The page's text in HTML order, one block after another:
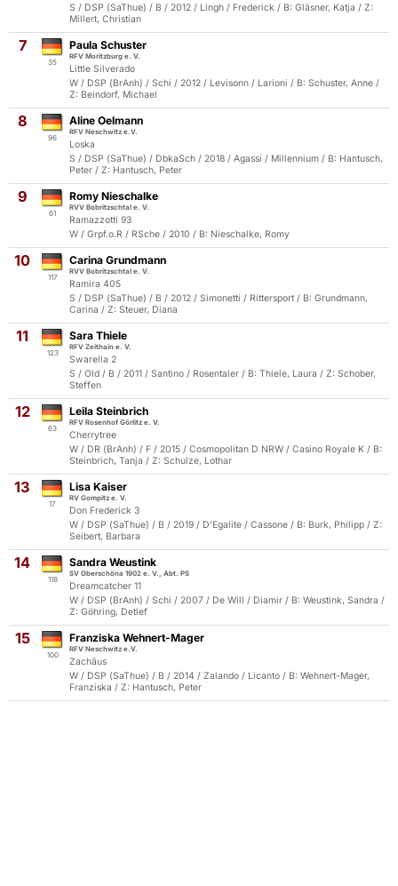
S / DSP (SaThue) / B / 2012 / Lingh / Frederick / B: Gläsner, Katja / Z:
Millert, Christian
7
35
Paula Schuster
RFV Moritzburg e. V.
Little Silverado
W / DSP (BrAnh) / Schi / 2012 / Levisonn / Larioni / B: Schuster, Anne /
Z: Beindorf, Michael
8
96
Aline Oelmann
RFV Neschwitz e.V.
Loska
S / DSP (SaThue) / DbkaSch / 2018 / Agassi / Millennium / B: Hantusch,
Peter / Z: Hantusch, Peter
9
61
Romy Nieschalke
RVV Bobritzschtal e. V.
Ramazzotti 93
W / Grpf.o.R / RSche / 2010 / B: Nieschalke, Romy
10
117
Carina Grundmann
RVV Bobritzschtal e. V.
Ramira 405
S / DSP (SaThue) / B / 2012 / Simonetti / Rittersport / B: Grundmann,
Carina / Z: Steuer, Diana
11
123
Sara Thiele
RFV Zeithain e. V.
Swarella 2
S / Old / B / 2011 / Santino / Rosentaler / B: Thiele, Laura / Z: Schober,
Steffen
12
63
Leila Steinbrich
RFV Rosenhof Görlitz e. V.
Cherrytree
W / DR (BrAnh) / F / 2015 / Cosmopolitan D NRW / Casino Royale K / B:
Steinbrich, Tanja / Z: Schulze, Lothar
13
17
Lisa Kaiser
RV Gompitz e. V.
Don Frederick 3
W / DSP (SaThue) / B / 2019 / D'Egalite / Cassone / B: Burk, Philipp / Z:
Seibert, Barbara
14
118
Sandra Weustink
SV Oberschöna 1902 e. V., Abt. PS
Dreamcatcher 11
W / DSP (BrAnh) / Schi / 2007 / De Will / Diamir / B: Weustink, Sandra /
Z: Göhring, Detlef
15
100
Franziska Wehnert-Mager
RFV Neschwitz e.V.
Zachäus
W / DSP (SaThue) / B / 2014 / Zalando / Licanto / B: Wehnert-Mager,
Franziska / Z: Hantusch, Peter